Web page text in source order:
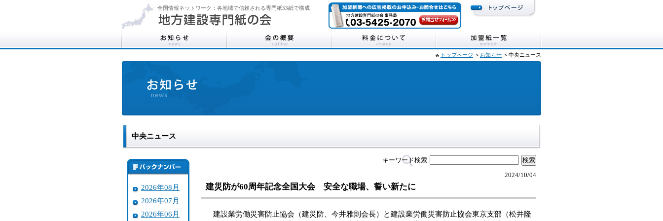
全国情報ネットワーク：各地域で信頼される専門紙33紙で構成
トップページ ＞ お知らせ ＞中央ニュース
中央ニュース
2026年08月
2026年07月
2026年06月
キーワード検索
2024/10/04
建災防が60周年記念全国大会 安全な職場、誓い新たに
建設業労働災害防止協会（建災防、今井雅則会長）と建設業労働災害防止協会東京支部（松井隆